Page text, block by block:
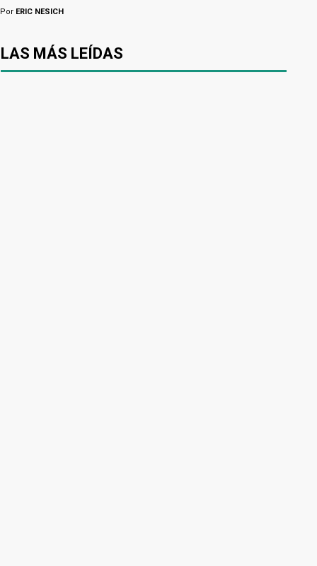
Por ERIC NESICH
LAS MÁS LEÍDAS